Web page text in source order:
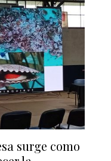
surge como